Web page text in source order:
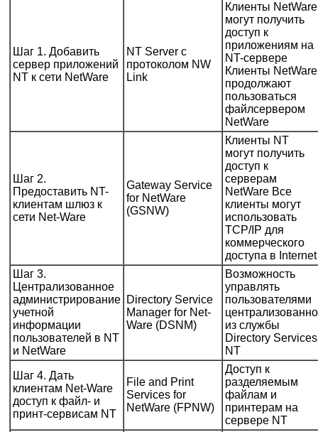
Шаг 1. Добавить
сервер приложений
NT к сети NetWare
NT Server с
протоколом NW
Link
Клиенты NetWare
могут получить
доступ к
приложениям на
NT-сервере
Клиенты NetWare
продолжают
пользоваться
файлсервером
NetWare
Шаг 2.
Предоставить NT-
клиентам шлюз к
сети Net-Ware
Gateway Service
for NetWare
(GSNW)
Клиенты NT
могут получить
доступ к
серверам
NetWare Все
клиенты могут
использовать
TCP/IP для
коммерческого
доступа в Internet
Шаг 3.
Централизованное
администрирование
учетной
информации
пользователей в NT
и NetWare
Directory Service
Manager for Net-
Ware (DSNM)
Возможность
управлять
пользователями
централизованно
из службы
Directory Services
NT
Шаг 4. Дать
клиентам Net-Ware
доступ к файл- и
принт-сервисам NT
File and Print
Services for
NetWare (FPNW)
Доступ к
разделяемым
файлам и
принтерам на
сервере NT